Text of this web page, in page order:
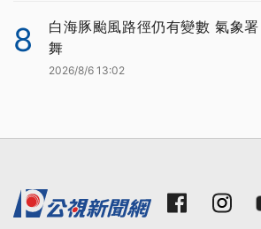
8
白海豚颱風路徑仍有變數 氣象
舞
2026/8/6 13:02